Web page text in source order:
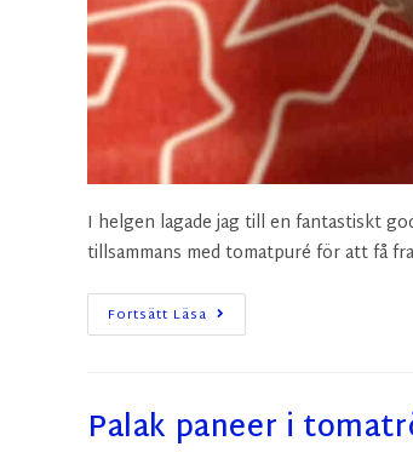
I helgen lagade jag till en fantastiskt
tillsammans med tomatpuré för att få
Fortsätt Läsa
Palak paneer i